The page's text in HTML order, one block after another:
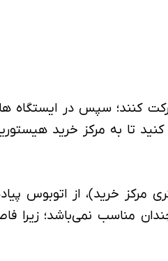
کنند؛ سپس در ایستگاه
تا به مرکز خرید
مناسب نمی‌باشد؛ زیرا